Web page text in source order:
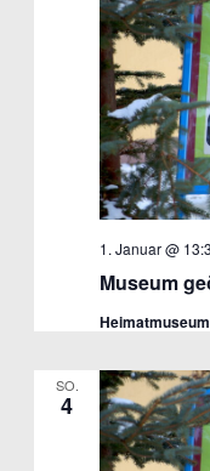
Museum
1. Januar @
SO.
4